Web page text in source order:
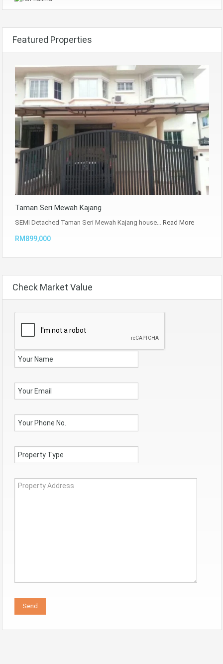
Featured Properties
Taman Seri Mewah Kajang
SEMI Detached Taman Seri Mewah Kajang house… Read More
RM899,000
Check Market Value